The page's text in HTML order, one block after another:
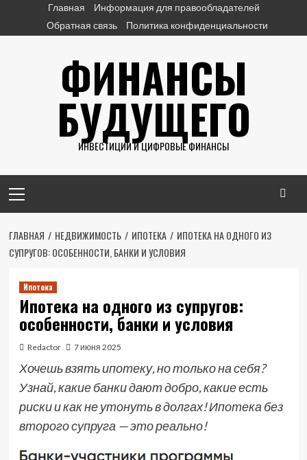
Главная
Информация для правообладателей
Обратная связь
Политика конфиденциальности
ФИНАНСЫ
БУДУЩЕГО
ИНВЕСТИЦИИ И ЦИФРОВЫЕ ФИНАНСЫ
меню
ГЛАВНАЯ НЕДВИЖИМОСТЬ ИПОТЕКА
ИПОТЕКА НА ОДНОГО ИЗ
СУПРУГОВ: ОСОБЕННОСТИ, БАНКИ И УСЛОВИЯ
Ипотека
Ипотека на одного из супругов:
особенности, банки и условия
Redactor 7 июня 2025
Хочешь взять ипотеку, но только на себя?
Узнай, какие банки дают добро, какие есть
риски и как не утонуть в долгах! Ипотека без
второго супруга — это реально!